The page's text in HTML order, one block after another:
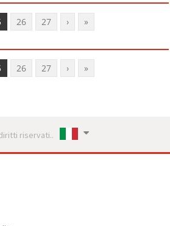
26 27 › »
26 27 › »
riservati..